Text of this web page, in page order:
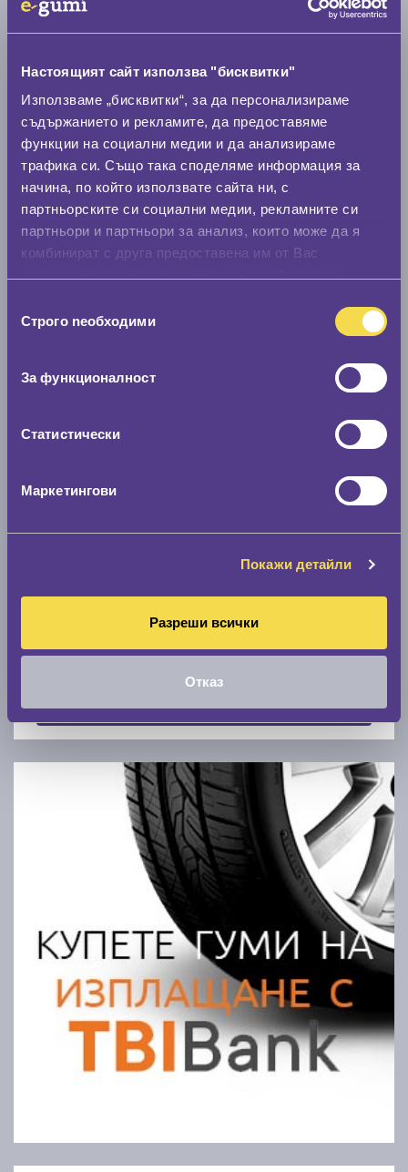
Настоящият сайт използва "бисквитки"
Използваме „бисквитки“, за да персонализираме
съдържанието и рекламите, да предоставяме
функции на социални медии и да анализираме
трафика си. Също така споделяме информация за
начина, по който използвате сайта ни, с
партньорските си социални медии, рекламните си
партньори и партньори за анализ, които може да я
комбинират с друга предоставена им от Вас
наСтрого nеобходими
За функционалност
Статистически
Маркетингови
Покажи детайли
Разреши всички
Отказ
Нов размер
Стар размер
0 мм.
Скоростомер при 100
Покажи гуми